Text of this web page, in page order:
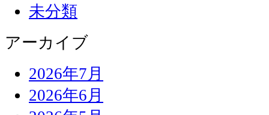
未分類
アーカイブ
2026年7月
2026年6月